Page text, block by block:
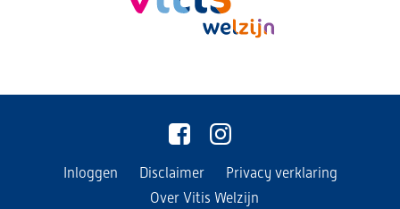
Inloggen Disclaimer
Privacy verklaring
Over Vitis Welzijn